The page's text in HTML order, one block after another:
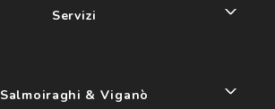
Servizi
Salmoiraghi & Viganò